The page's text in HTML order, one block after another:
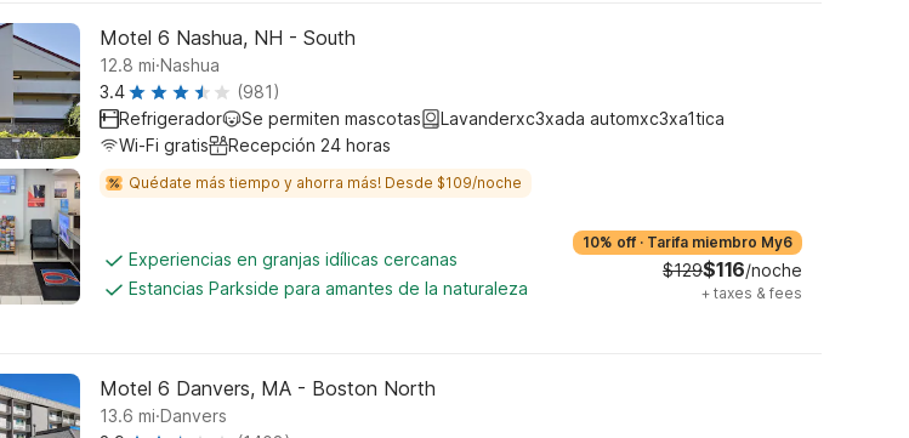
Motel 6 Nashua, NH - South
12.8 mi.Nashua
3.4
(981)
Refrigerador
Se permiten mascotas
Lavanderxc3xada automxc3xa1tica
Wi-Fi gratis
Recepción 24 horas
Quédate más tiempo y ahorra más! Desde $109/noche
Experiencias en granjas idílicas cercanas
Estancias Parkside para amantes de la naturaleza
10% off · Tarifa miembro My6
$129$116/noche
+ taxes & fees
Motel 6 Danvers, MA - Boston North
13.6 mi.Danvers